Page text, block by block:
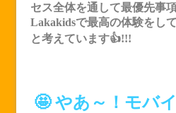
セス全体を通して最優先事
Lakakidsで最高の体験をし
と考えています👍!!!
🤩 やあ～！モバ